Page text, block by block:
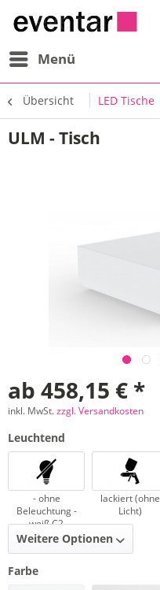
Menü
Übersicht LED Tische
ULM - Tisch
ab 458,15 € *
inkl. MwSt.zzgl. Versandkosten
Leuchtend
- ohne
Beleuchtung -
weiß C2
lackiert (ohne
Licht)
Weitere Optionen
Farbe